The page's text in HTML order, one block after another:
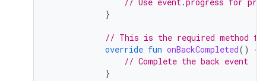
}
// This is the required method
override fun onBackCompleted()
{
// Complete the back event
}